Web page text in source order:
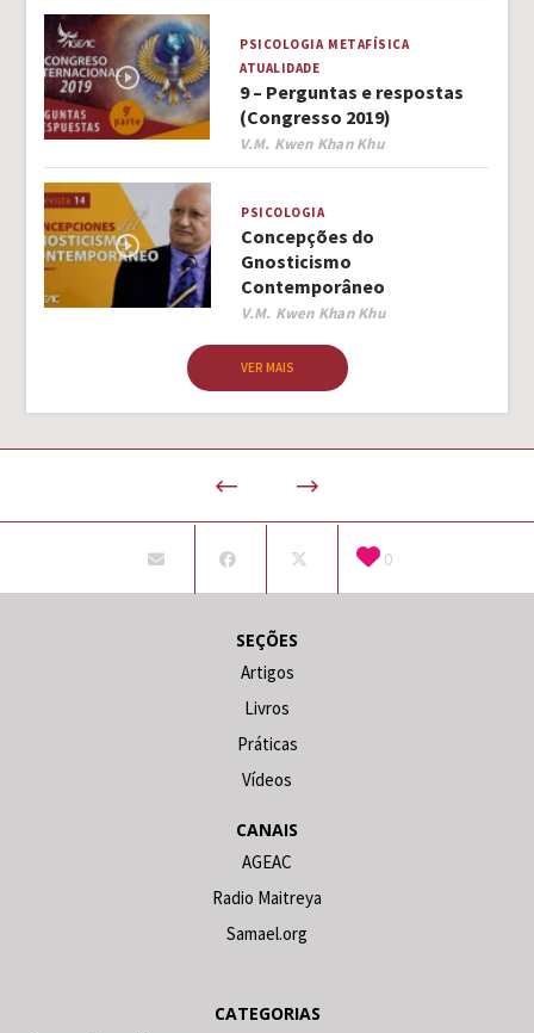
PSICOLOGIA METAFÍSICA
ATUALIDADE
9 – Perguntas e respostas
(Congresso 2019)
Author
V.M. Kwen Khan Khu
PSICOLOGIA
Concepções do
Gnosticismo
Contemporâneo
Author
V.M. Kwen Khan Khu
VER MAIS
0
SEÇÕES
Artigos
Livros
Práticas
Vídeos
CANAIS
AGEAC
Radio Maitreya
Samael.org
CATEGORIAS